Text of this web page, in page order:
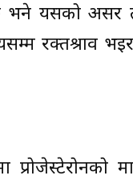
भने यसको असर
रक्तश्राव